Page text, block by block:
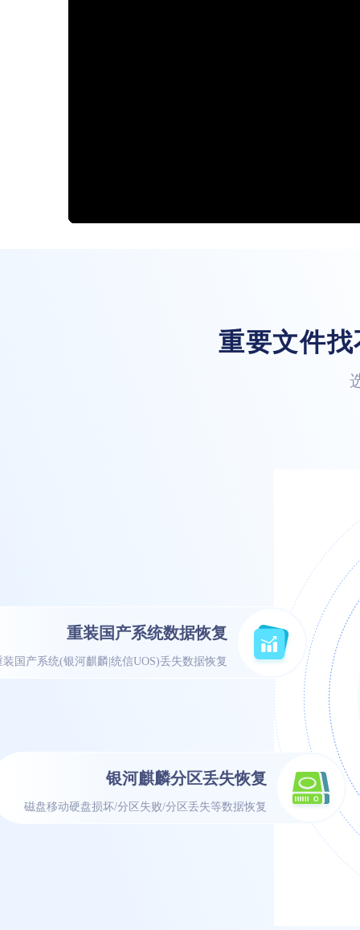
重要文件
重装国产系统数据恢复
装国产系统(银河麒麟|统信UOS)丢失数据恢复
银河麒麟分区丢失恢复
磁盘移动硬盘损坏/分区失败/分区丢失等数据恢复